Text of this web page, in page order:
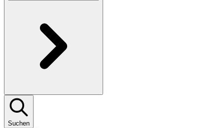
Suchen